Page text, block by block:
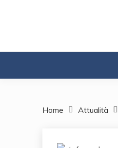
Home Attualità